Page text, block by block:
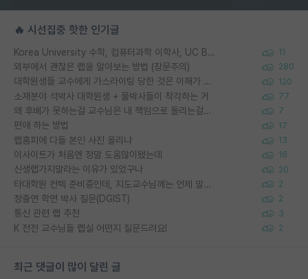
🔥 시선집중 핫한 인기글
Korea University 수학, 컴퓨터과학 이학사, UC Berkeley 산업공학 대학원 공학박사가 되는 것은 쉽지 않겠죠? 11
외부에서 괜찮은 랩을 알아보는 방법 (장문주의) 280
대학원생들 교수에게 가스라이팅 당한 것은 이해가 갑니다. 안타깝네요. 120
소재분야 석박사 대학원생 + 물박사들이 착각하는 거 77
왜 후배가 못하는걸 교수님은 내 책임으로 돌리는걸까요? 7
편애 하는 방법 17
랩홈피에 다들 본인 사진 올리냐 13
이사이트가 처음엔 정말 도움많이됐는데 16
신생랩가지말라는 이유가 있었구나 20
타대학원 컨텍 준비중인데, 지도교수님께는 언제 말씀드려야 할까요? 2
정출연 학연 박사 질문(DGIST) 2
통신 관련 랩 추천 3
K 전전 교수님들 랩실 어떤지 질문드려요! 2
최근 댓글이 많이 달린 글